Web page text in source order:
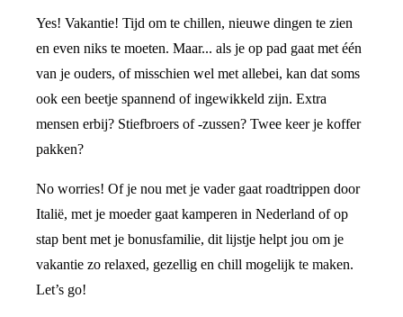
Yes! Vakantie! Tijd om te chillen, nieuwe dingen te zien
en even niks te moeten. Maar... als je op pad gaat met één
van je ouders, of misschien wel met allebei, kan dat soms
ook een beetje spannend of ingewikkeld zijn. Extra
mensen erbij? Stiefbroers of -zussen? Twee keer je koffer
pakken?
No worries! Of je nou met je vader gaat roadtrippen door
Italië, met je moeder gaat kamperen in Nederland of op
stap bent met je bonusfamilie, dit lijstje helpt jou om je
vakantie zo relaxed, gezellig en chill mogelijk te maken.
Let’s go!